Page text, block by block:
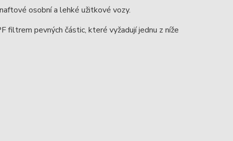
osobní a lehké užitkové vozy.
pevných částic, které vyžadují jednu z níže